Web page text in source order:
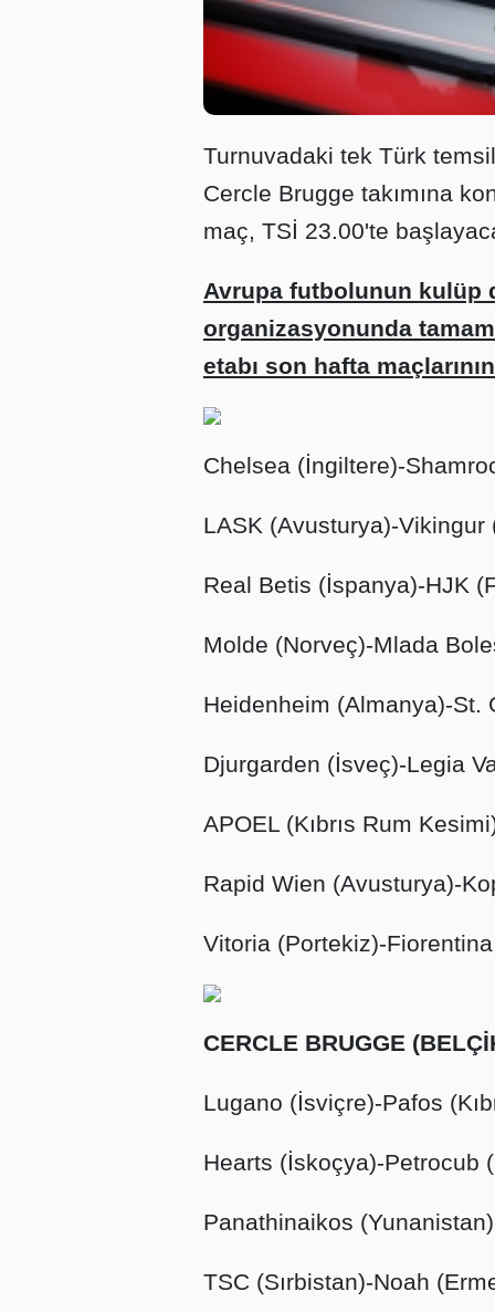
Turnuvadaki tek Türk
Cercle Brugge takımına
maç, TSİ 23.00'te
Avrupa futbolunun kulüp
organizasyonunda
etabı son hafta
Chelsea (İngiltere)-
LASK (Avusturya)-Vikingur
Real Betis (İspanya)-HJK
Molde (Norveç)-Mlada
Heidenheim (Almanya)-St.
Djurgarden (İsveç)-Legia
APOEL (Kıbrıs Rum
Rapid Wien (Avusturya)-
Vitoria (Portekiz)-
CERCLE BRUGGE
Lugano (İsviçre)-Pafos
Hearts (İskoçya)-Petrocub
Panathinaikos
TSC (Sırbistan)-Noah